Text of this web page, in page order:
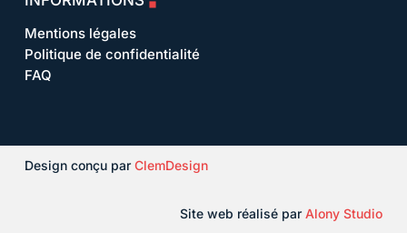
Mentions légales
Politique de confidentialité
FAQ
Design conçu par ClemDesign
Site web réalisé par Alony Studio